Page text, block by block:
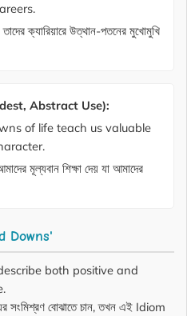
ক্যারিয়ারে উত্থান-পতনের মুখোমুখি
Abstract Use):
of life teach us valuable
মূল্যবান শিক্ষা দেয় যা আমাদের
Downs'
both positive and
সংমিশ্রণ বোঝাতে চান, তখন এই Idiom